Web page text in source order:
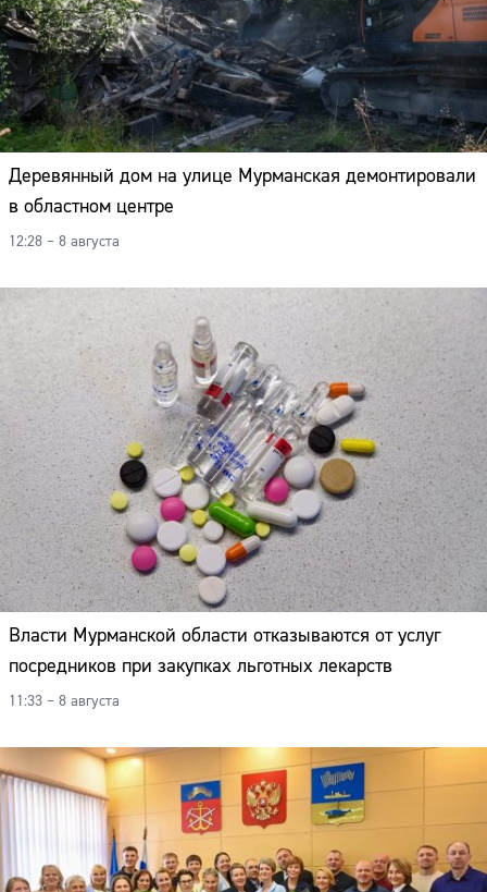
Деревянный дом на улице Мурманская демонтировали
в областном центре
12:28 – 8 августа
Власти Мурманской области отказываются от услуг
посредников при закупках льготных лекарств
11:33 – 8 августа